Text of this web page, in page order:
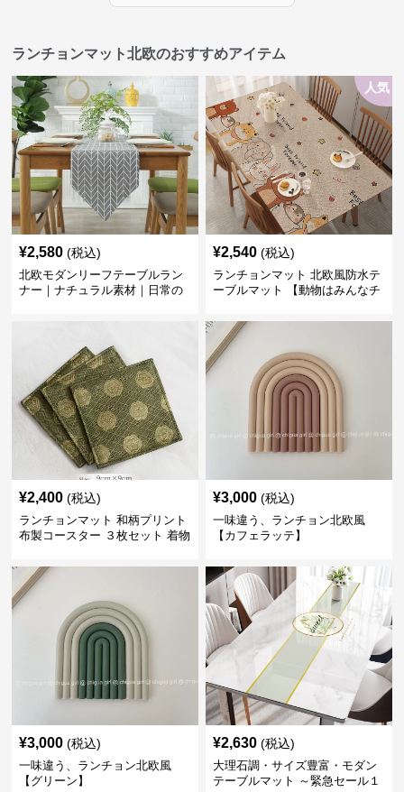
ランチョンマット北欧のおすすめアイテム
¥2,580 (税込)
北欧モダンリーフテーブルラン
ナー｜ナチュラル素材｜日常の
人気
¥2,540 (税込)
ランチョンマット 北欧風防水テ
ーブルマット 【動物はみんなチ
¥2,400 (税込)
ランチョンマット 和柄プリント
布製コースター ３枚セット 着物
¥3,000 (税込)
一味違う、ランチョン北欧風
【カフェラッテ】
¥3,000 (税込)
一味違う、ランチョン北欧風
【グリーン】
¥2,630 (税込)
大理石調・サイズ豊富・モダン
テーブルマット ～緊急セール１